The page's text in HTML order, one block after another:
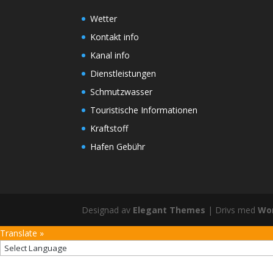
Wetter
Kontakt info
Kanal info
Dienstleistungen
Schmutzwasser
Touristische Informationen
Kraftstoff
Hafen Gebühr
Designad av Elegant Themes | Drivs med
Translate »